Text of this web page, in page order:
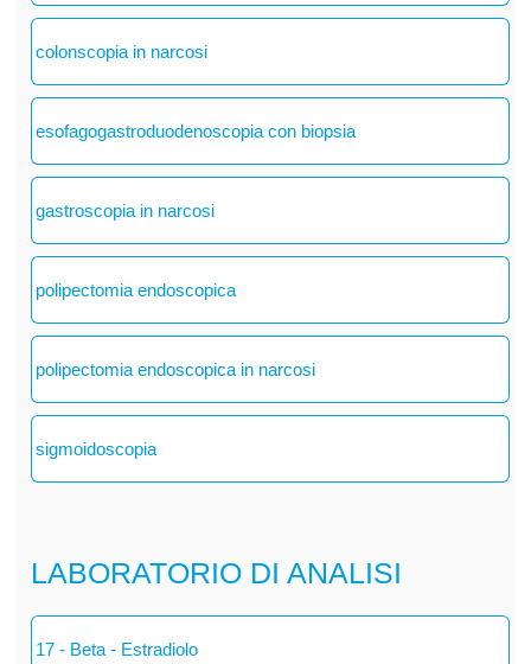
colonscopia in narcosi
esofagogastroduodenoscopia con biopsia
gastroscopia in narcosi
polipectomia endoscopica
polipectomia endoscopica in narcosi
sigmoidoscopia
LABORATORIO DI ANALISI
17 - Beta - Estradiolo